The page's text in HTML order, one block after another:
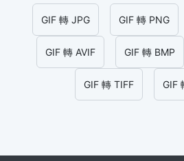
GIF 轉 JPG GIF 轉 PNG
GIF 轉 AVIF GIF 轉 BMP
GIF 轉 TIFF GIF